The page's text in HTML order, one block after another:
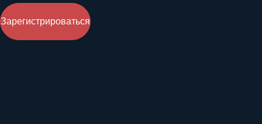
Зарегистрироваться